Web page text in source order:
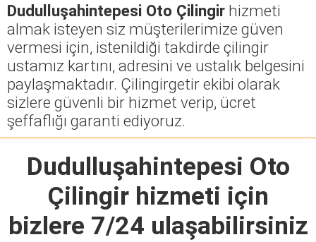
Dudulluşahintepesi Oto Çilingir hizmeti
almak isteyen siz müşterilerimize güven
vermesi için, istenildiği takdirde çilingir
ustamız kartını, adresini ve ustalık belgesini
paylaşmaktadır. Çilingirgetir ekibi olarak
sizlere güvenli bir hizmet verip, ücret
şeffaflığı garanti ediyoruz.
Dudulluşahintepesi Oto
Çilingirhizmeti için
bizlere 7/24 ulaşabilirsiniz